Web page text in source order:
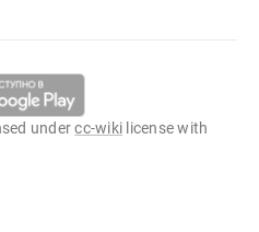
undercc-wiki license with